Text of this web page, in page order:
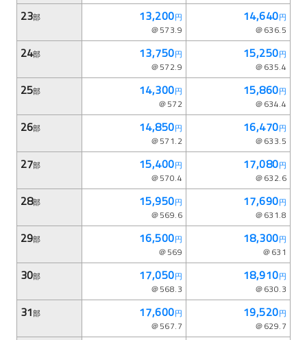
23部 13,200円
＠573.9
14,640円
＠636.5
24部 13,750円
＠572.9
15,250円
＠635.4
25部 14,300円
＠572
15,860円
＠634.4
26部 14,850円
＠571.2
16,470円
＠633.5
27部 15,400円
＠570.4
17,080円
＠632.6
28部 15,950円
＠569.6
17,690円
＠631.8
29部 16,500円
＠569
18,300円
＠631
30部 17,050円
＠568.3
18,910円
＠630.3
31部 17,600円
＠567.7
19,520円
＠629.7